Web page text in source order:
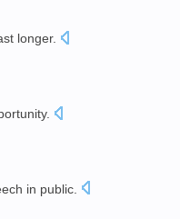
longer.
.
in public